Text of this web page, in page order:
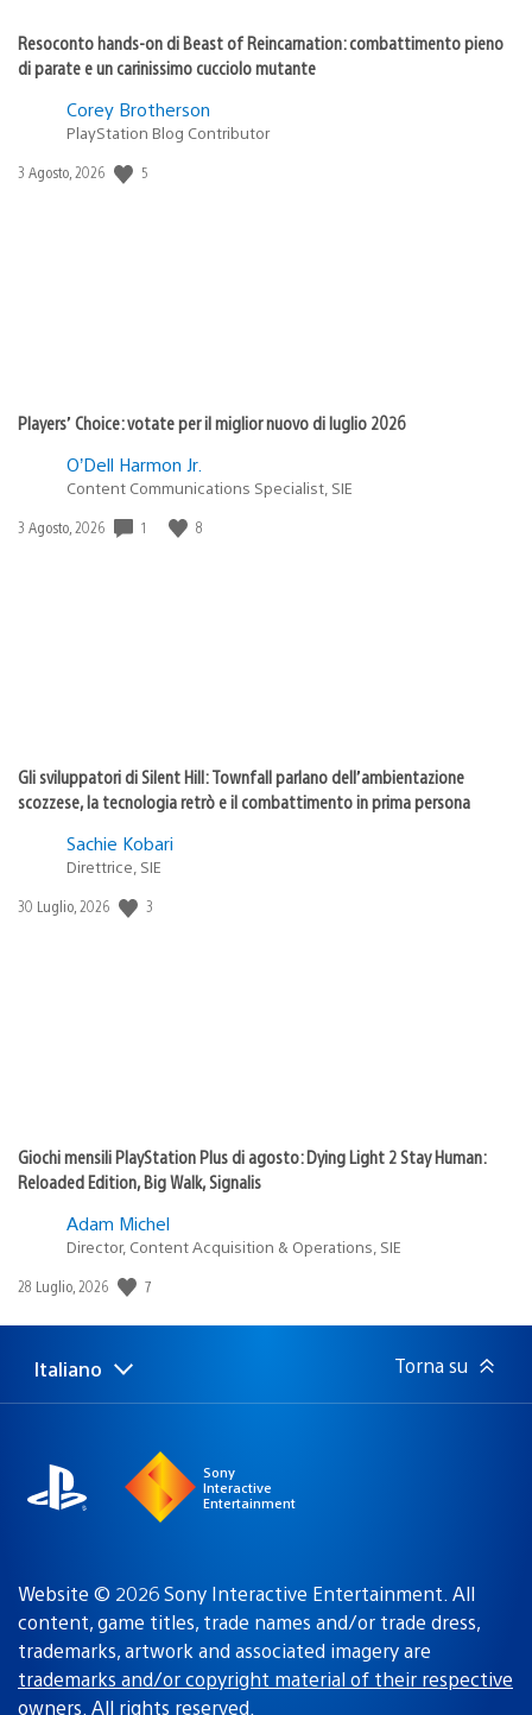
Resoconto hands-on di Beast of Reincarnation: combattimento pieno
di parate e un carinissimo cucciolo mutante
Corey Brotherson
PlayStation Blog Contributor
Data
3 Agosto, 2026 5
Players’ Choice: votate per il miglior nuovo di luglio 2026
O’Dell Harmon Jr.
Content Communications Specialist, SIE
Data
3 Agosto, 2026 1 8
Gli sviluppatori di Silent Hill: Townfall parlano dell’ambientazione
scozzese, la tecnologia retrò e il combattimento in prima persona
Sachie Kobari
Direttrice, SIE
Data
30 Luglio, 2026 3
Giochi mensili PlayStation Plus di agosto: Dying Light 2 Stay Human:
Reloaded Edition, Big Walk, Signalis
Adam Michel
Director, Content Acquisition & Operations, SIE
Data
pubblicazione:
28 Luglio, 2026 7
Seleziona
Regione
Italiano Torna su
Sony
Interactive
Entertainment
Website © 2026 Sony Interactive Entertainment. All
content, game titles, trade names and/or trade dress,
trademarks, artwork and associated imagery are
trademarks and/or copyright material of their respective
owners. All rights reserved.